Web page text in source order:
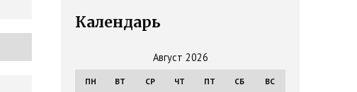
Календарь
Август 2026
ПН ВТ СР ЧТ ПТ СБ ВС